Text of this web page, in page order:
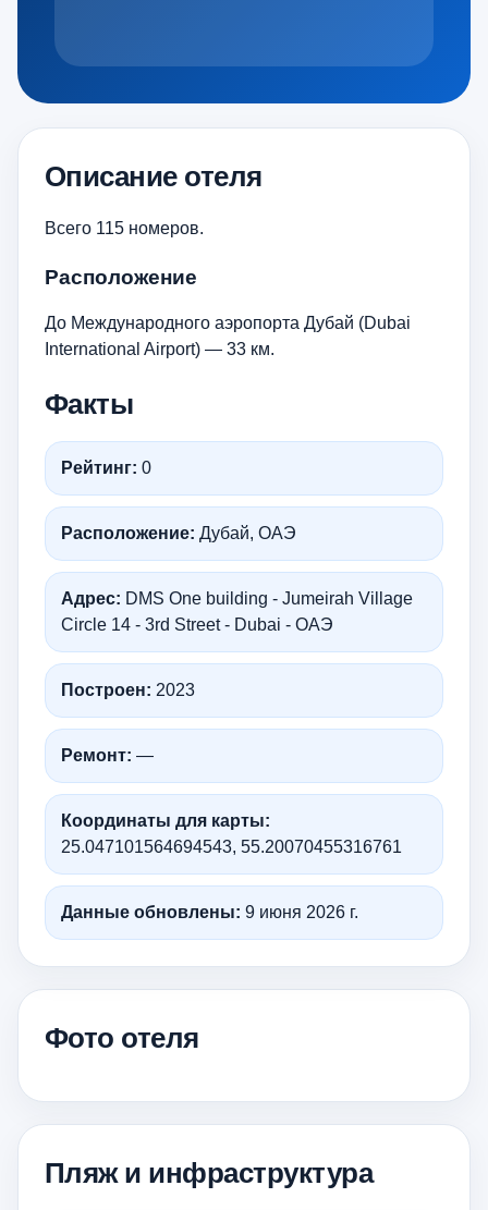
Описание отеля
Всего 115 номеров.
Расположение
До Международного аэропорта Дубай (Dubai
International Airport) — 33 км.
Факты
Рейтинг: 0
Расположение: Дубай, ОАЭ
Адрес: DMS One building - Jumeirah Village
Circle 14 - 3rd Street - Dubai - ОАЭ
Построен: 2023
Ремонт: —
Координаты для карты:
25.047101564694543, 55.20070455316761
Данные обновлены: 9 июня 2026 г.
Фото отеля
Пляж и инфраструктура